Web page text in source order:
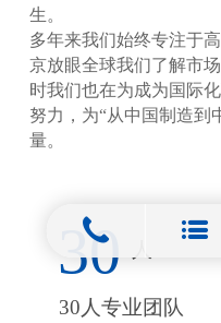
生。
多年来我们始终专注于
京放眼全球我们了解市
时我们也在为成为国际
努力，为“从中国制造到
量。
30
30人专业团队